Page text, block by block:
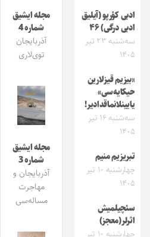
ادبی کؤرپو (آیلیق
ادبی درگی) ۴۶
سه‌شنبه ۲۳ تیر
۱۴۰۵
«بیزیم قیزلارین
حیکایه‌سی»
یایینلانماقدادیر!
سه‌شنبه ۱۶ تیر
۱۴۰۵
تبریزیم منیم
چهارشنبه ۱۰ تیر
۱۴۰۵
سئچیلمیش
اثرلر(معجز)
چهارشنبه ۱۰ تیر
مجله ایشیق
شماره 4
آذربایجان
توی‌لاری
مجله ایشیق
شماره 3
آذربایجان و
مهاجرت
مساله‌سی